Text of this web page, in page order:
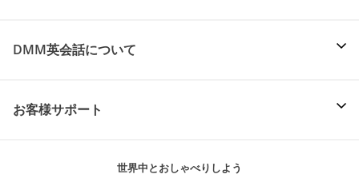
DMM英会話について
お客様サポート
世界中とおしゃべりしよう